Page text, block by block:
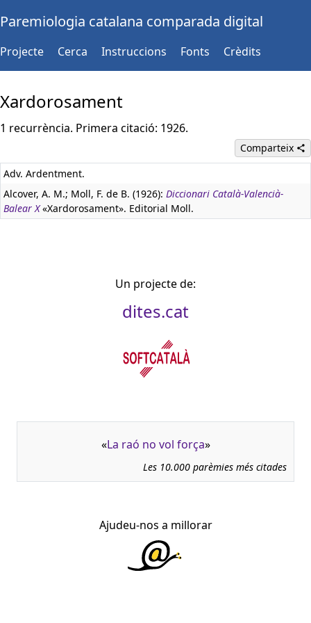
Paremiologia catalana comparada digital
Projecte Cerca Instruccions Fonts Crèdits
Xardorosament
1 recurrència. Primera citació: 1926.
Comparteix
Adv. Ardentment.
Alcover, A. M.; Moll, F. de B. (1926): Diccionari Català-Valencià-
Balear X«Xardorosament». Editorial Moll.
Un projecte de:
dites.cat
«La raó no vol força»
Les 10.000 parèmies més citades
Ajudeu-nos a millorar